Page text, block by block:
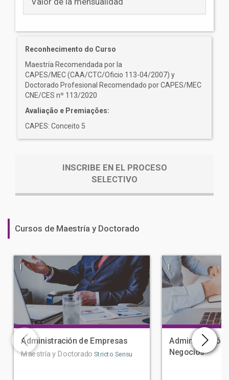
Reconhecimento do Curso
Maestría Recomendada por la
CAPES/MEC (CAA/CTC/Oficio 113-04/2007) y
Doctorado Profesional Recomendado por CAPES/MEC
CNE/CES nº 113/2020
Avaliação e Premiações:
CAPES: Conceito 5
INSCRIBE EN EL PROCESO
SELECTIVO
Cursos de Maestría y Doctorado
|
Administración de Empresas
Maestría y Doctorado Stricto Sensu
|
Administración
Negocios